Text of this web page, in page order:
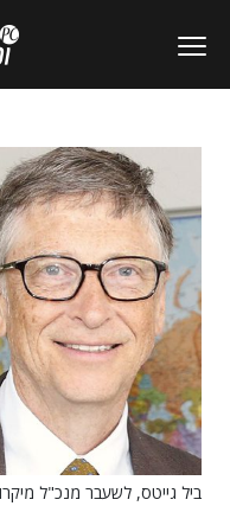
ביל גייטס, לשעבר מנכ"ל